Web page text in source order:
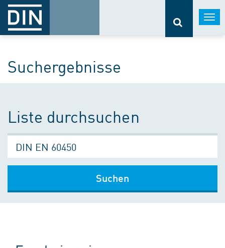
Suchergebnisse
Liste durchsuchen
Suchen